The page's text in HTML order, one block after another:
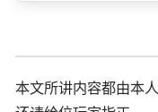
本文所讲内容都由本